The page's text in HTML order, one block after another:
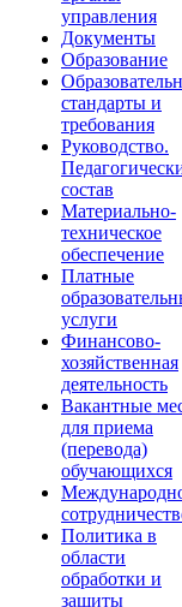
управления
Документы
Образование
стандарты и
требования
Руководство.
состав
Материально-
техническое
обеспечение
Платные
услуги
Финансово-
хозяйственная
деятельность
Вакантные
для приема
(перевода)
обучающихся
Политика в
области
обработки и
защиты